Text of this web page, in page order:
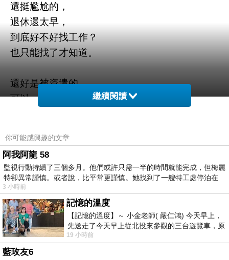
還挺尷尬的，
退休還太早，
到底好不好找工作？
也只能找了才知道。
還好是被資遣的，
可以一邊領失業金，
經濟壓力不致於太大。
跟我當初入社會時比起來。
現在社會的福利，
真的不錯。
開始找工作後，
才知道很方便。
有很多的人力銀行，
繼續閱讀
你可能感興趣的文章
阿我阿龍 58
監視行動持續了三個多月。他們或許只需一半的時間就能完成，但梅麗
特卻異常謹慎。或者說，比平常更謹慎。她找到了一艘特工處停泊在
3 小時前
記憶的溫度
【記憶的溫度】～ 小金老師( 嚴仁鴻) 今天早上，
先送走了今天早上從北投來參觀的三台遊覽車，原
以為展場已經差不多要安靜下來，卻發
19 小時前
藍玫友6